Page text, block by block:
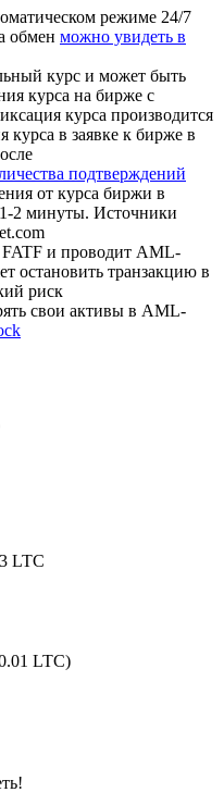
режиме 24/7
обмен можно увидеть в
курс и может быть
курса на бирже с
курса производится
курса в заявке к бирже в
подтверждений
от курса биржи в
1-2 минуты. Источники
FATF и проводит AML-
остановить транзакцию в
риск
свои активы в AML-
LTC
LTC)